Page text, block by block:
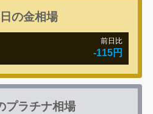
の金相場
前日比
-115円
プラチナ相場